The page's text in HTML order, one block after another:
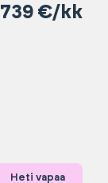
739 €/kk
Heti vapaa